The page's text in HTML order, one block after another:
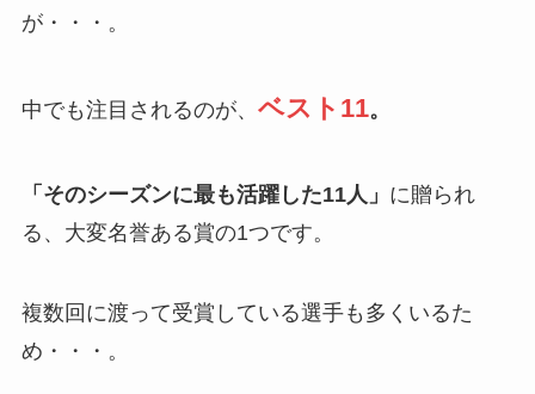
が・・・。
中でも注目されるのが、 ベスト11。
「そのシーズンに最も活躍した11人」 に贈られ
る、大変名誉ある賞の1つです。
複数回に渡って受賞している選手も多くいるた
め・・・。